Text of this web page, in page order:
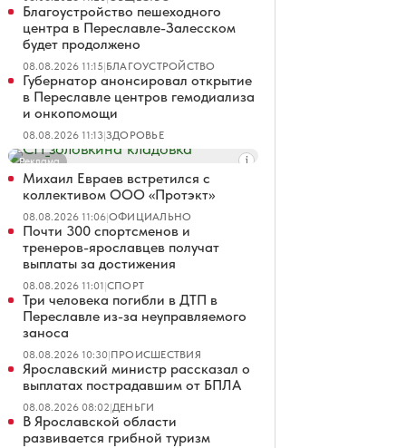
Благоустройство пешеходного
центра в Переславле-Залесском
будет продолжено
08.08.2026 11:15|БЛАГОУСТРОЙСТВО
Губернатор анонсировал открытие
в Переславле центров гемодиализа
и онкопомощи
08.08.2026 11:13|ЗДОРОВЬЕ
Реклама
Михаил Евраев встретился с
коллективом ООО «Протэкт»
08.08.2026 11:06|ОФИЦИАЛЬНО
Почти 300 спортсменов и
тренеров-ярославцев получат
выплаты за достижения
08.08.2026 11:01|СПОРТ
Три человека погибли в ДТП в
Переславле из-за неуправляемого
заноса
08.08.2026 10:30|ПРОИСШЕСТВИЯ
Ярославский министр рассказал о
выплатах пострадавшим от БПЛА
08.08.2026 08:02|ДЕНЬГИ
В Ярославской области
развивается грибной туризм